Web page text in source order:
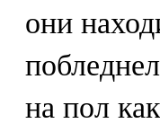
они
на пол